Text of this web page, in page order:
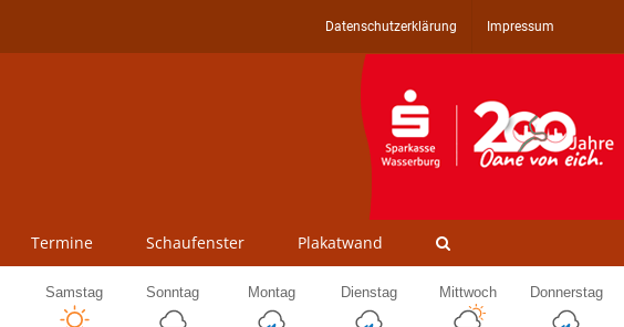
Datenschutzerklärung Impressum
Termine Schaufenster Plakatwand